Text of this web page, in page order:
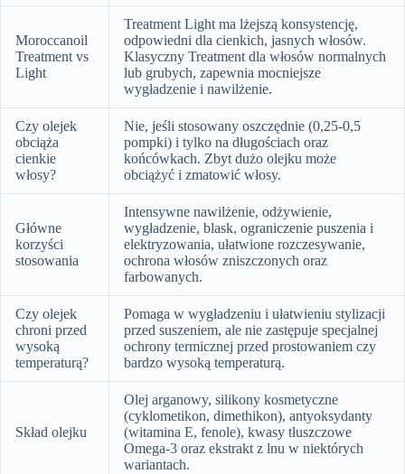
Moroccanoil
Treatment vs
Light
Treatment Light ma lżejszą konsystencję,
odpowiedni dla cienkich, jasnych włosów.
Klasyczny Treatment dla włosów normalnych
lub grubych, zapewnia mocniejsze
wygładzenie i nawilżenie.
Czy olejek
obciąża
cienkie
włosy?
Nie, jeśli stosowany oszczędnie (0,25-0,5
pompki) i tylko na długościach oraz
końcówkach. Zbyt dużo olejku może
obciążyć i zmatowić włosy.
Główne
korzyści
stosowania
Intensywne nawilżenie, odżywienie,
wygładzenie, blask, ograniczenie puszenia i
elektryzowania, ułatwione rozczesywanie,
ochrona włosów zniszczonych oraz
farbowanych.
Czy olejek
chroni przed
wysoką
temperaturą?
Pomaga w wygładzeniu i ułatwieniu stylizacji
przed suszeniem, ale nie zastępuje specjalnej
ochrony termicznej przed prostowaniem czy
bardzo wysoką temperaturą.
Skład olejku
Olej arganowy, silikony kosmetyczne
(cyklometikon, dimethikon), antyoksydanty
(witamina E, fenole), kwasy tłuszczowe
Omega-3 oraz ekstrakt z lnu w niektórych
wariantach.